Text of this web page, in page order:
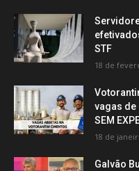
STF
18 de
vagas
SEM
18 de
Galvão